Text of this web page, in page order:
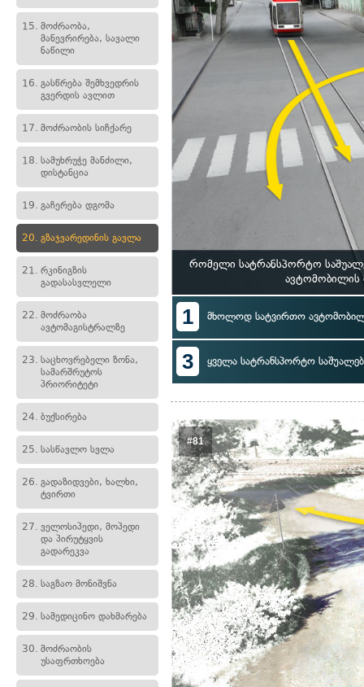
15. მოძრაობა,
მანევრირება, სავალი
ნაწილი
16. გასწრება შემხვედრის
გვერდის ავლით
17. მოძრაობის სიჩქარე
18. სამუხრუჭე მანძილი,
დისტანცია
19. გაჩერება დგომა
20. გზაჯვარედინის გავლა
21. რკინიგზის
გადასასვლელი
22. მოძრაობა
ავტომაგისტრალზე
23. საცხოვრებელი ზონა,
სამარშრუტოს
პრიორიტეტი
24. ბუქსირება
25. სასწავლო სვლა
26. გადაზიდვები, ხალხი,
ტვირთი
27. ველოსიპედი, მოპედი
და პირუტყვის
გადარეკვა
28. საგზაო მონიშვნა
29. სამედიცინო დახმარება
30. მოძრაობის
უსაფრთხოება
რომელი სატრანსპორტო
ავტომობილის
1 მხოლოდ სატვირთო
3 ყველა სატრანსპორტო
#81